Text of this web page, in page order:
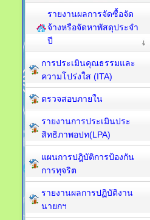
รายงานผลการจัดซื้อจัด
จ้างหรือจัดหาพัสดุประจำ
ปี
การประเมินคุณธรรมและ
ความโปร่งใส (ITA)
ตรวจสอบภายใน
รายงานการประเมินประ
สิทธิภาพอปท(LPA)
แผนการปฎิบัติการป้องกัน
การทุจริต
รายงานผลการปฏิบัติงาน
นายกฯ